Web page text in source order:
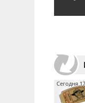
Сегодня